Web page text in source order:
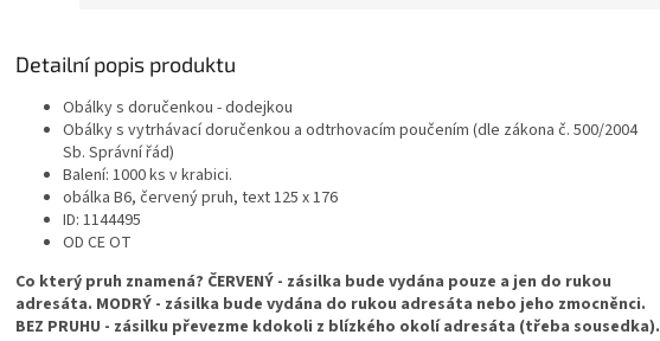
Detailní popis produktu
Obálky s doručenkou - dodejkou
Obálky s vytrhávací doručenkou a odtrhovacím poučením (dle zákona č. 500/2004
Sb. Správní řád)
Balení: 1000 ks v krabici.
obálka B6, červený pruh, text 125 x 176
ID: 1144495
OD CE OT
Co který pruh znamená? ČERVENÝ - zásilka bude vydána pouze a jen do rukou
adresáta. MODRÝ - zásilka bude vydána do rukou adresáta nebo jeho zmocněnci.
BEZ PRUHU - zásilku převezme kdokoli z blízkého okolí adresáta (třeba sousedka).